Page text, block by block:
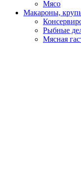
Мясо
Макароны,
Рыбные
Мясная